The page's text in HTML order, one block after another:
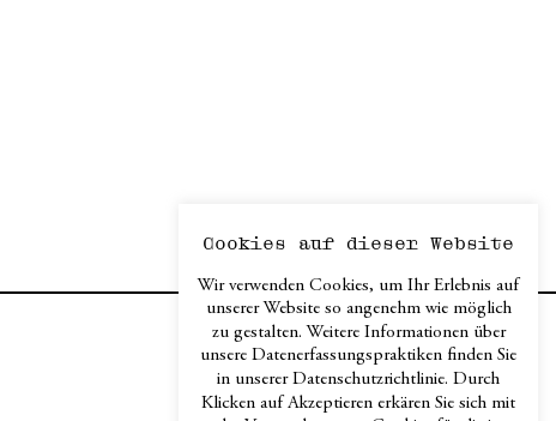
Contacts & Imprint
Privacy
Cookies auf dieser Website
Wir verwenden Cookies, um Ihr Erlebnis auf
unserer Website so angenehm wie möglich
zu gestalten. Weitere Informationen über
unsere Datenerfassungspraktiken finden Sie
in unserer Datenschutzrichtlinie. Durch
Klicken auf Akzeptieren erkären Sie sich mit